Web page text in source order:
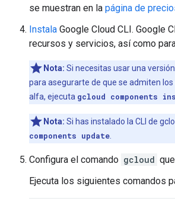
se muestran en la página de
Instala Google Cloud CLI. Google
recursos y servicios, así como
Nota: Si necesitas usar una
para asegurarte de que se admiten
alfa, ejecuta gcloud components
Nota: Si has instalado la CLI de
components update
Configura el comando gcloud
Ejecuta los siguientes comandos